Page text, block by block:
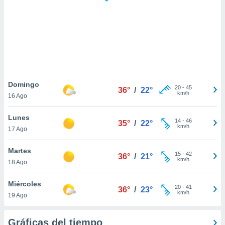
similares
como
sitio
de
traten tus
en
interés
su
Domingo
16 Ago
36° / 22° 20- 45
km/h
Lunes
17 Ago
35° / 22° 14- 46
km/h
Martes
18 Ago
36° / 21° 15- 42
km/h
Miércoles
19 Ago
36° / 23° 20- 41
km/h
Gráficas del tiempo